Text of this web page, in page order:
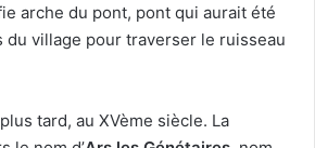
arche du pont, pont qui aurait été
du village pour traverser le ruisseau
tard, au XVème siècle. La